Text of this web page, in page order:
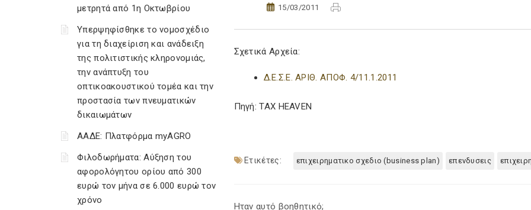
μετρητά από 1η Οκτωβρίου
Υπερψηφίσθηκε το νομοσχέδιο
για τη διαχείριση και ανάδειξη
της πολιτιστικής κληρονομιάς,
την ανάπτυξη του
οπτικοακουστικού τομέα και την
προστασία των πνευματικών
δικαιωμάτων
ΑΑΔΕ: Πλατφόρμα myAGRO
Φιλοδωρήματα: Αύξηση του
αφορολόγητου ορίου από 300
ευρώ τον μήνα σε 6.000 ευρώ τον
χρόνο
15/03/2011
Σχετικά Αρχεία:
Δ.Ε.Σ.Ε. ΑΡΙΘ. ΑΠΟΦ. 4/11.1.2011
Πηγή: TAX HEAVEN
Ετικέτες: επιχειρηματικο σχεδιο (business plan) επενδυσεις
Ηταν αυτό βοηθητικό;